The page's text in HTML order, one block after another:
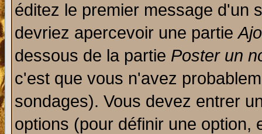
éditez le premier message d'un
devriez apercevoir une partie
dessous de la partie Poster un
c'est que vous n'avez
sondages). Vous devez entrer
options (pour définir une option,